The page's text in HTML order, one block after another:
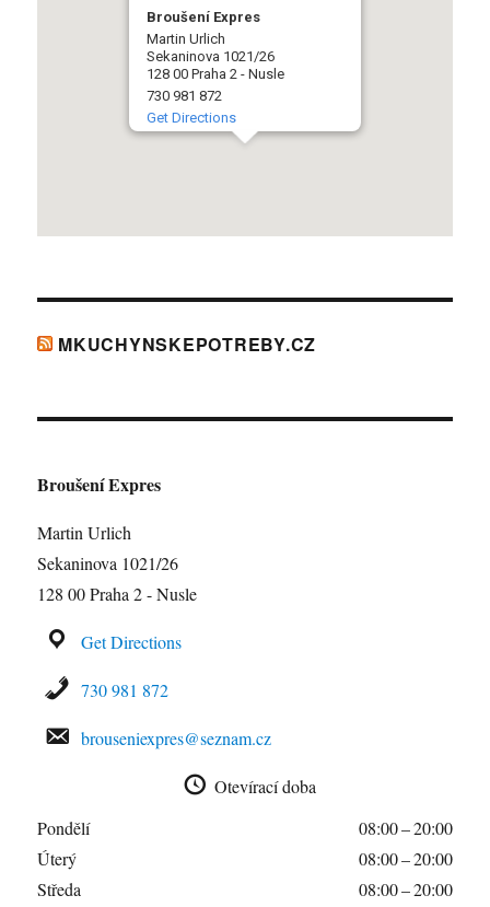
Broušení Expres
Martin Urlich
Sekaninova 1021/26
128 00 Praha 2 - Nusle
730 981 872
Get Directions
MKUCHYNSKEPOTREBY.CZ
Broušení Expres
Martin Urlich
Sekaninova 1021/26
128 00 Praha 2 - Nusle
Get Directions
730 981 872
brouseniexpres@seznam.cz
Otevírací doba
Pondělí
08:00 – 20:00
Úterý
08:00 – 20:00
Středa
08:00 – 20:00